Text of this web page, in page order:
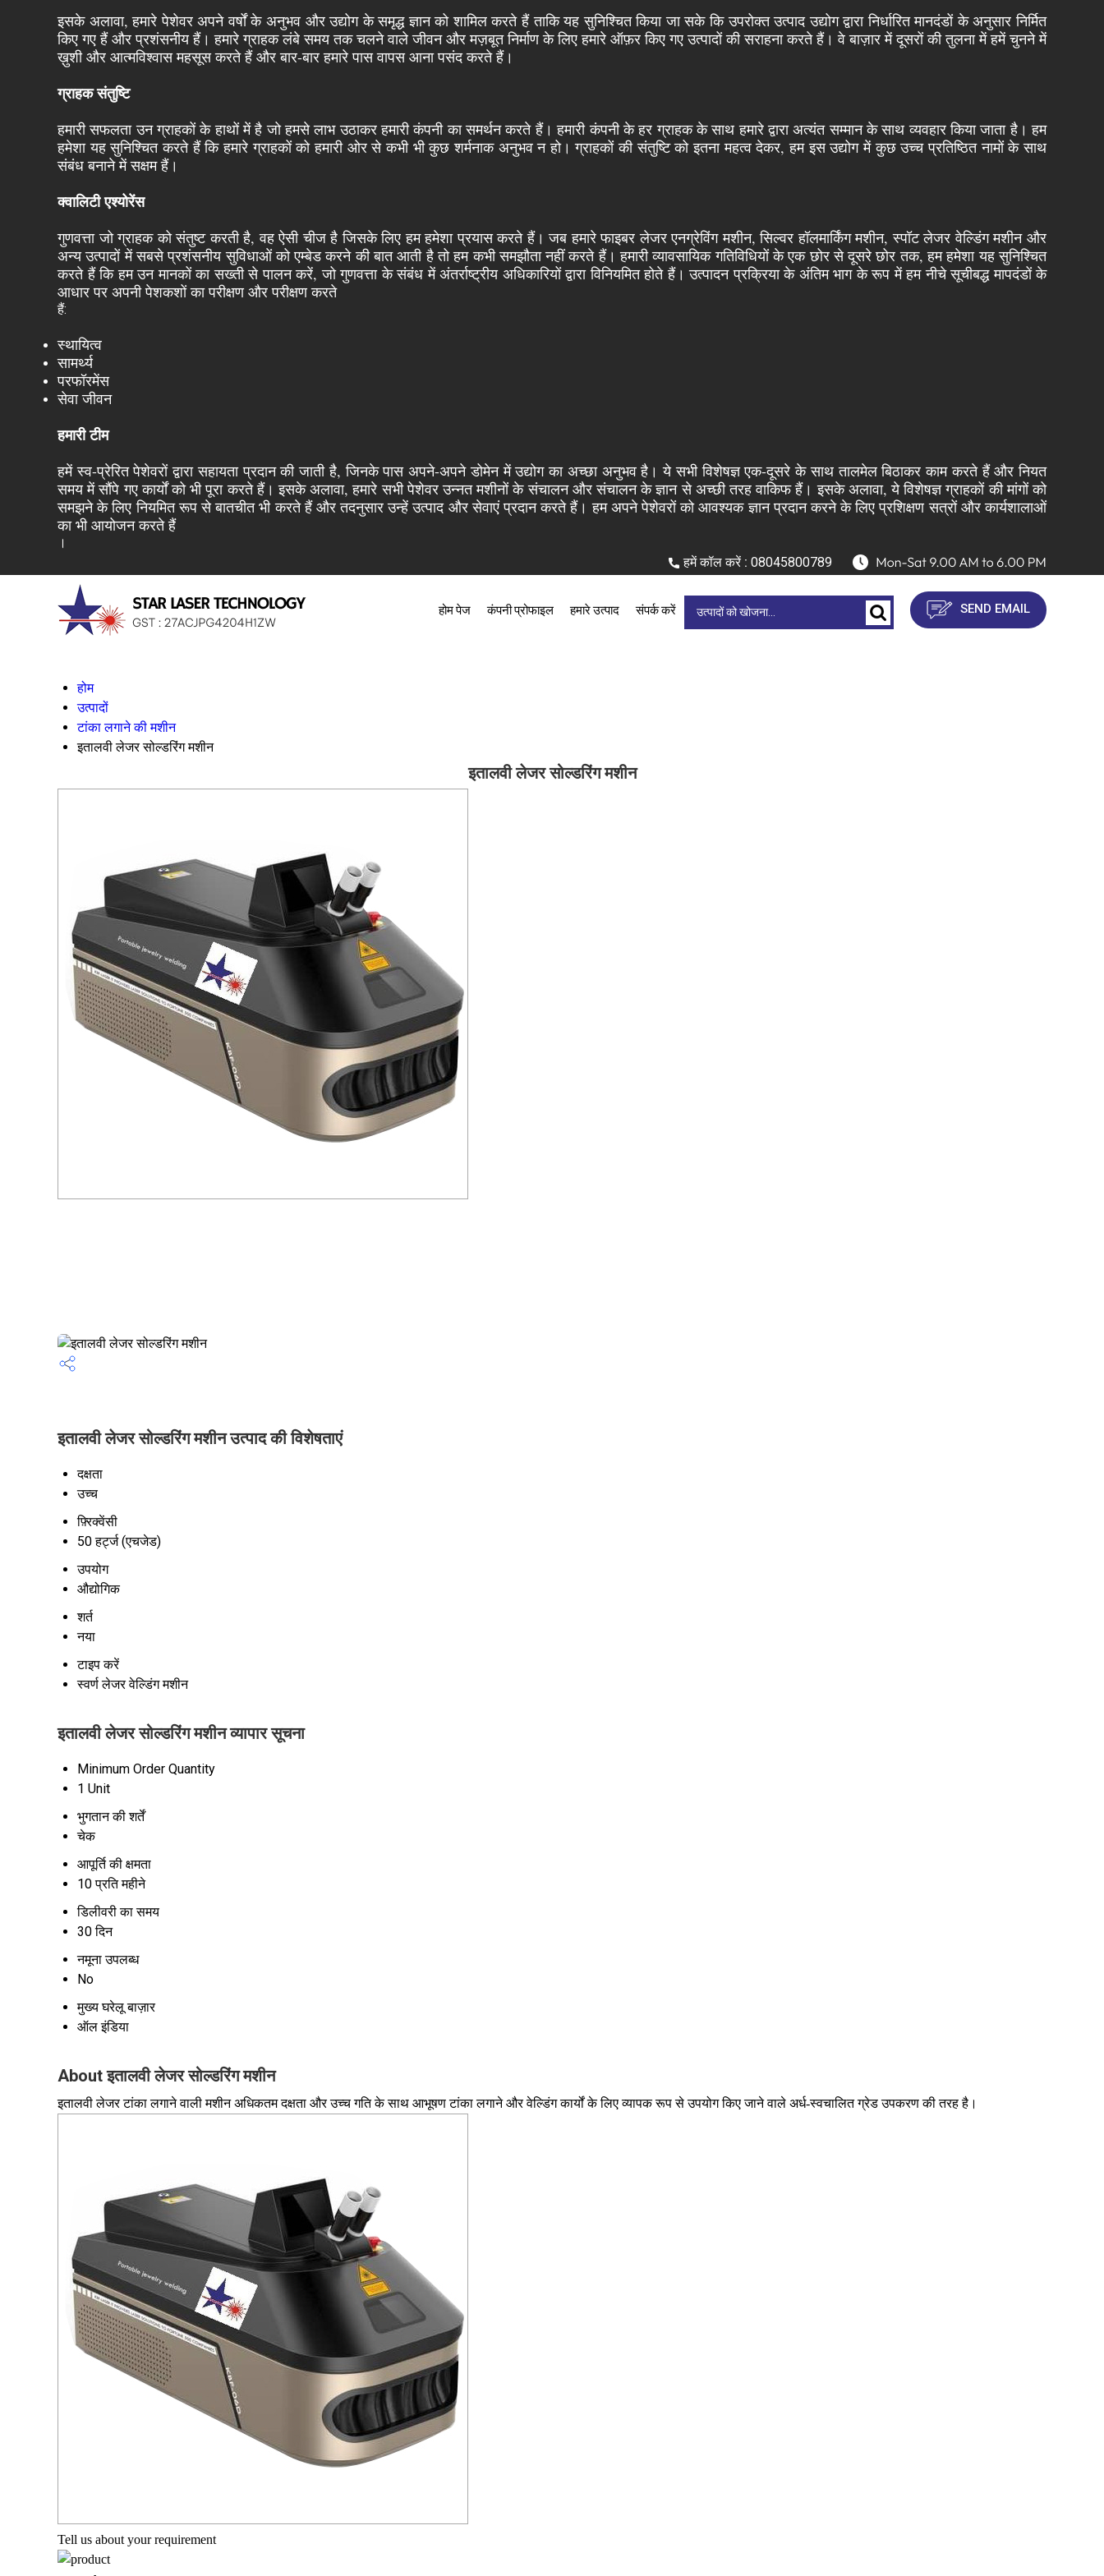
इसके अलावा, हमारे पेशेवर अपने वर्षों के अनुभव और उद्योग के समृद्ध ज्ञान को शामिल करते हैं ताकि यह सुनिश्चित किया जा सके कि उपरोक्त उत्पाद उद्योग द्वारा निर्धारित मानदंडों के अनुसार निर्मित
किए गए हैं और प्रशंसनीय हैं। हमारे ग्राहक लंबे समय तक चलने वाले जीवन और मज़बूत निर्माण के लिए हमारे ऑफ़र किए गए उत्पादों की सराहना करते हैं। वे बाज़ार में दूसरों की तुलना में हमें चुनने में
ख़ुशी और आत्मविश्वास महसूस करते हैं और बार-बार हमारे पास वापस आना पसंद करते हैं।
ग्राहक संतुष्टि
हमारी सफलता उन ग्राहकों के हाथों में है जो हमसे लाभ उठाकर हमारी कंपनी का समर्थन करते हैं। हमारी कंपनी के हर ग्राहक के साथ हमारे द्वारा अत्यंत सम्मान के साथ व्यवहार किया जाता है। हम
हमेशा यह सुनिश्चित करते हैं कि हमारे ग्राहकों को हमारी ओर से कभी भी कुछ शर्मनाक अनुभव न हो। ग्राहकों की संतुष्टि को इतना महत्व देकर, हम इस उद्योग में कुछ उच्च प्रतिष्ठित नामों के साथ
संबंध बनाने में सक्षम हैं।
क्वालिटी एश्योरेंस
गुणवत्ता जो ग्राहक को संतुष्ट करती है, वह ऐसी चीज है जिसके लिए हम हमेशा प्रयास करते हैं। जब हमारे फाइबर लेजर एनग्रेविंग मशीन, सिल्वर हॉलमार्किंग मशीन, स्पॉट लेजर वेल्डिंग मशीन और
अन्य उत्पादों में सबसे प्रशंसनीय सुविधाओं को एम्बेड करने की बात आती है तो हम कभी समझौता नहीं करते हैं। हमारी व्यावसायिक गतिविधियों के एक छोर से दूसरे छोर तक, हम हमेशा यह सुनिश्चित
करते हैं कि हम उन मानकों का सख्ती से पालन करें, जो गुणवत्ता के संबंध में अंतर्राष्ट्रीय अधिकारियों द्वारा विनियमित होते हैं। उत्पादन प्रक्रिया के अंतिम भाग के रूप में हम नीचे सूचीबद्ध मापदंडों के
आधार पर अपनी पेशकशों का परीक्षण और परीक्षण करते
हैं:
स्थायित्व
सामर्थ्य
परफॉरमेंस
सेवा जीवन
हमारी टीम
हमें स्व-प्रेरित पेशेवरों द्वारा सहायता प्रदान की जाती है, जिनके पास अपने-अपने डोमेन में उद्योग का अच्छा अनुभव है। ये सभी विशेषज्ञ एक-दूसरे के साथ तालमेल बिठाकर काम करते हैं और नियत
समय में सौंपे गए कार्यों को भी पूरा करते हैं। इसके अलावा, हमारे सभी पेशेवर उन्नत मशीनों के संचालन और संचालन के ज्ञान से अच्छी तरह वाकिफ हैं। इसके अलावा, ये विशेषज्ञ ग्राहकों की मांगों को
समझने के लिए नियमित रूप से बातचीत भी करते हैं और तदनुसार उन्हें उत्पाद और सेवाएं प्रदान करते हैं। हम अपने पेशेवरों को आवश्यक ज्ञान प्रदान करने के लिए प्रशिक्षण सत्रों और कार्यशालाओं
का भी आयोजन करते हैं
।
हमें कॉल करें : 08045800789
होम पेज कंपनी प्रोफाइल हमारे उत्पाद संपर्क करें SEND EMAIL
होम
उत्पादों
टांका लगाने की मशीन
इतालवी लेजर सोल्डरिंग मशीन
इतालवी लेजर सोल्डरिंग मशीन
इतालवी लेजर सोल्डरिंग मशीन उत्पाद की विशेषताएं
दक्षता
उच्च
फ़्रिक्वेंसी
50 हर्ट्ज (एचजेड)
उपयोग
औद्योगिक
शर्त
नया
टाइप करें
स्वर्ण लेजर वेल्डिंग मशीन
इतालवी लेजर सोल्डरिंग मशीन व्यापार सूचना
Minimum Order Quantity
1 Unit
भुगतान की शर्तें
चेक
आपूर्ति की क्षमता
10 प्रति महीने
डिलीवरी का समय
30 दिन
नमूना उपलब्ध
No
मुख्य घरेलू बाज़ार
ऑल इंडिया
About इतालवी लेजर सोल्डरिंग मशीन
इतालवी लेजर टांका लगाने वाली मशीन अधिकतम दक्षता और उच्च गति के साथ आभूषण टांका लगाने और वेल्डिंग कार्यों के लिए व्यापक रूप से उपयोग किए जाने वाले अर्ध-स्वचालित ग्रेड उपकरण की तरह है।
Tell us about your requirement